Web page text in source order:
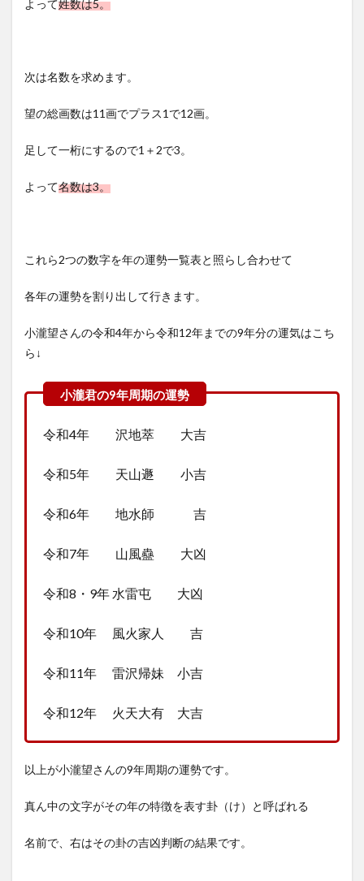
よって姓数は5。
次は名数を求めます。
望の総画数は11画でプラス1で12画。
足して一桁にするので1＋2で3。
よって名数は3。
これら2つの数字を年の運勢一覧表と照らし合わせて
各年の運勢を割り出して行きます。
小瀧望さんの令和4年から令和12年までの9年分の運気はこち
ら↓
令和4年 沢地萃 大吉
令和5年 天山遯 小吉
令和6年 地水師 吉
令和7年 山風蠱 大凶
令和8・9年 水雷屯 大凶
令和10年 風火家人 吉
令和11年 雷沢帰妹 小吉
令和12年 火天大有 大吉
以上が小瀧望さんの9年周期の運勢です。
真ん中の文字がその年の特徴を表す卦（け）と呼ばれる
名前で、右はその卦の吉凶判断の結果です。